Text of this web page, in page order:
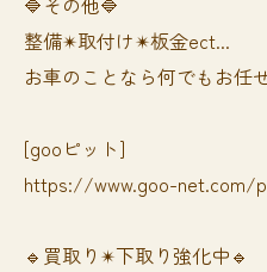
整備✴︎取付け✴︎板金ect...
お車のことなら何でもお任
[gooピット]
https://www.goo-net.com/
🔹買取り✴︎下取り強化中🔹